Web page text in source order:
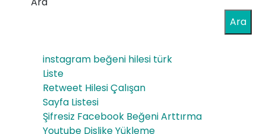
LT 1
LT
6’lı
m
Ara
instagram beğeni hilesi türk
Liste
Retweet Hilesi Çalışan
Sayfa Listesi
Şifresiz Facebook Beğeni Arttırma
Youtube Dislike Yükleme